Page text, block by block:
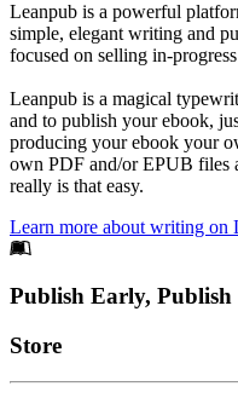
Leanpub is a powerful
simple, elegant writing and
focused on selling in-
Leanpub is a magical
and to publish your ebook,
producing your ebook your
own PDF and/or EPUB files
really is that easy.
Learn more about writing on
Footer
Publish Early, Publish
Links
Store